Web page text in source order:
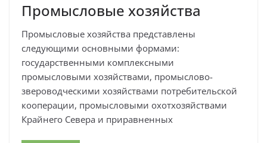
Промысловые хозяйства
Промысловые хозяйства представлены
следующими основными формами:
государственными комплексными
промысловыми хозяйствами, промыслово-
звероводческими хозяйствами потребительской
кооперации, промысловыми охотхозяйствами
Крайнего Севера и приравненных